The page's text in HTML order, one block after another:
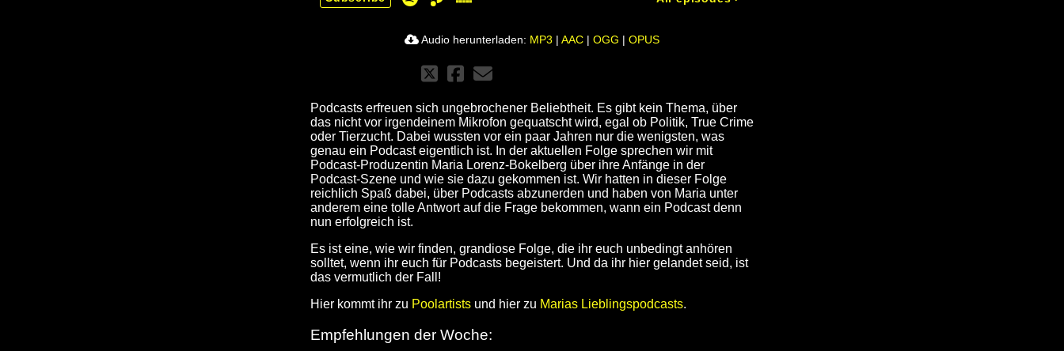
Audio herunterladen: MP3 | AAC | OGG | OPUS
Podcasts erfreuen sich ungebrochener Beliebtheit. Es gibt kein Thema, über
das nicht vor irgendeinem Mikrofon gequatscht wird, egal ob Politik, True Crime
oder Tierzucht. Dabei wussten vor ein paar Jahren nur die wenigsten, was
genau ein Podcast eigentlich ist. In der aktuellen Folge sprechen wir mit
Podcast-Produzentin Maria Lorenz-Bokelberg über ihre Anfänge in der
Podcast-Szene und wie sie dazu gekommen ist. Wir hatten in dieser Folge
reichlich Spaß dabei, über Podcasts abzunerden und haben von Maria unter
anderem eine tolle Antwort auf die Frage bekommen, wann ein Podcast denn
nun erfolgreich ist.
Es ist eine, wie wir finden, grandiose Folge, die ihr euch unbedingt anhören
solltet, wenn ihr euch für Podcasts begeistert. Und da ihr hier gelandet seid, ist
das vermutlich der Fall!
Hier kommt ihr zu Poolartists und hier zu Marias Lieblingspodcasts.
Empfehlungen der Woche: